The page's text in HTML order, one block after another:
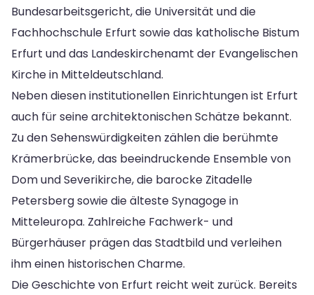
Bundesarbeitsgericht, die Universität und die
Fachhochschule Erfurt sowie das katholische Bistum
Erfurt und das Landeskirchenamt der Evangelischen
Kirche in Mitteldeutschland.
Neben diesen institutionellen Einrichtungen ist Erfurt
auch für seine architektonischen Schätze bekannt.
Zu den Sehenswürdigkeiten zählen die berühmte
Krämerbrücke, das beeindruckende Ensemble von
Dom und Severikirche, die barocke Zitadelle
Petersberg sowie die älteste Synagoge in
Mitteleuropa. Zahlreiche Fachwerk- und
Bürgerhäuser prägen das Stadtbild und verleihen
ihm einen historischen Charme.
Die Geschichte von Erfurt reicht weit zurück. Bereits